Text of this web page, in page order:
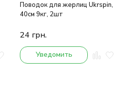
Поводок для жерлиц Ukrspin,
40см 9кг, 2шт
24 грн.
Уведомить